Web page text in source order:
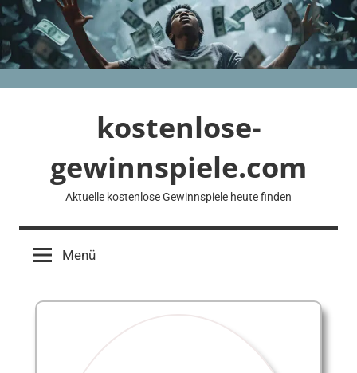
Zum
Inhalt
springen
kostenlose-
gewinnspiele.com
Aktuelle kostenlose Gewinnspiele heute finden
Menü